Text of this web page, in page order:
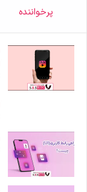
پرخواننده